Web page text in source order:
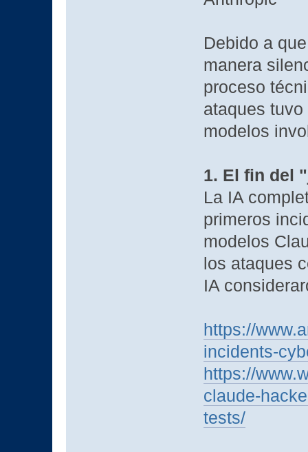
Debido a
manera
proceso
ataques
modelos
1. El fin del
La IA
primeros
modelos
los ataques
IA
https://
incidents-
https://
claude-
tests/